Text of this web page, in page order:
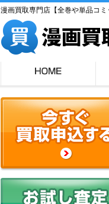
漫画買取専門店【全巻や単品コミ